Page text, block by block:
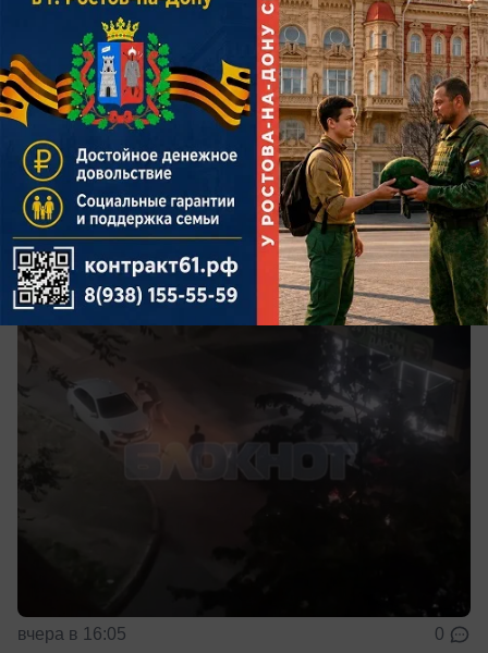
вчера в 16:40 0
Происшествия
Полиция ищет напавших на
военнослужащего в Ростове-на-Дону
Пострадавшего избили ножом и железной
трубой возле дома на Таганрогской
вчера в 16:05 0